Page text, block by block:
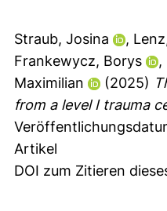
Straub, Josina ,
Frankewycz, Borys
,
Maximilian
(2025)
from a level I trauma
Artikel
DOI zum Zitieren